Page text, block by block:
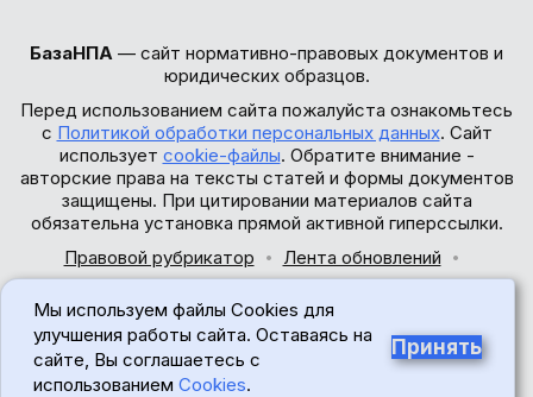
БазаНПА — сайт нормативно-правовых документов и
юридических образцов.
Перед использованием сайта пожалуйста ознакомьтесь
с Политикой обработки персональных данных. Сайт
использует cookie-файлы. Обратите внимание -
авторские права на тексты статей и формы документов
защищены. При цитировании материалов сайта
обязательна установка прямой активной гиперссылки.
Правовой рубрикатор
Лента обновлений
© 2017-2026
18+
Мы используем файлы Cookies для
улучшения работы сайта. Оставаясь на
сайте, Вы соглашаетесь с
использованием Cookies.
Принять